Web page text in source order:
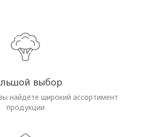
выбор
найдёте широкий ассортимент
продукции